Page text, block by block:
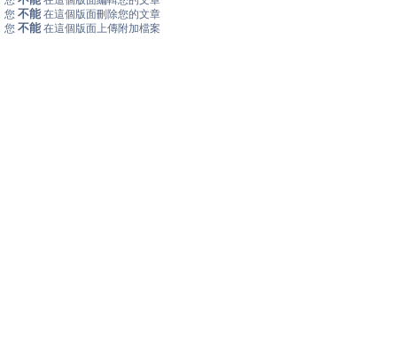
您 不能 在這個版面刪除您的文章
您 不能 在這個版面上傳附加檔案